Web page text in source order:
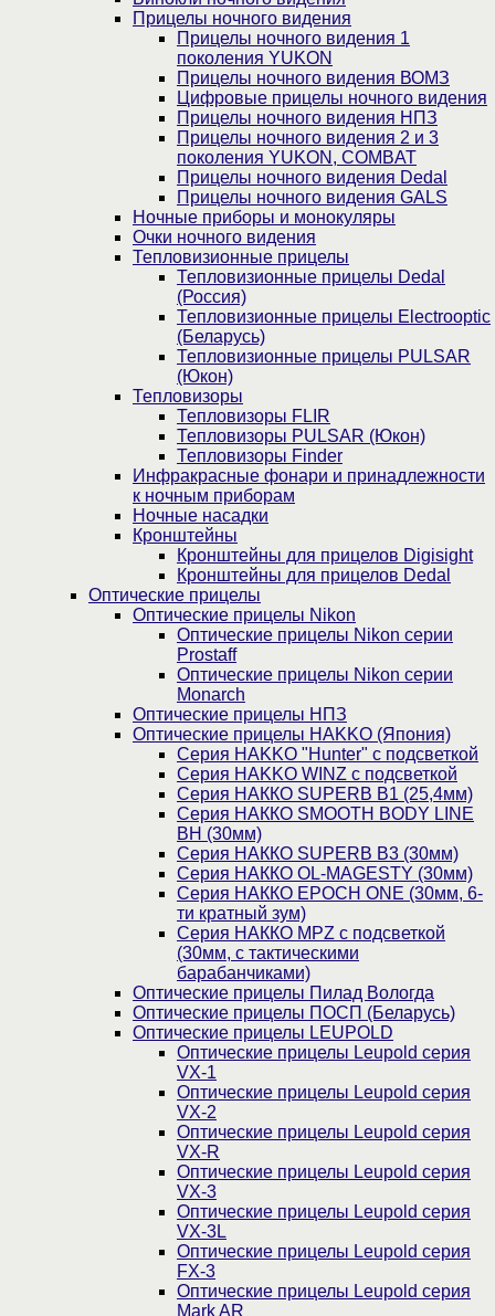
Прицелы ночного видения
Прицелы ночного видения 1
поколения YUKON
Прицелы ночного видения ВОМЗ
Цифровые прицелы ночного видения
Прицелы ночного видения НПЗ
Прицелы ночного видения 2 и 3
поколения YUKON, COMBAT
Прицелы ночного видения Dedal
Прицелы ночного видения GALS
Ночные приборы и монокуляры
Очки ночного видения
Тепловизионные прицелы
Тепловизионные прицелы Dedal
(Россия)
Тепловизионные прицелы Electrooptic
(Беларусь)
Тепловизионные прицелы PULSAR
(Юкон)
Тепловизоры
Тепловизоры FLIR
Тепловизоры PULSAR (Юкон)
Тепловизоры Finder
Инфракрасные фонари и принадлежности
к ночным приборам
Ночные насадки
Кронштейны
Кронштейны для прицелов Digisight
Кронштейны для прицелов Dedal
Оптические прицелы
Оптические прицелы Nikon
Оптические прицелы Nikon серии
Prostaff
Оптические прицелы Nikon серии
Monarch
Оптические прицелы НПЗ
Оптические прицелы HAKKO (Япония)
Cерия HAKKO "Hunter" с подсветкой
Серия НAKKO WINZ с подсветкой
Серия НАККО SUPERB B1 (25,4мм)
Серия НАККО SMOOTH BODY LINE
BH (30мм)
Серия НАККО SUPERB B3 (30мм)
Серия НАККО OL-MAGESTY (30мм)
Серия НАККО EPOCH ONE (30мм, 6-
ти кратный зум)
Серия НАККО MPZ с подсветкой
(30мм, c тактическими
барабанчиками)
Оптические прицелы Пилад Вологда
Оптические прицелы ПОСП (Беларусь)
Оптические прицелы LEUPOLD
Оптические прицелы Leupold серия
VX-1
Оптические прицелы Leupold серия
VX-2
Оптические прицелы Leupold серия
VX-R
Оптические прицелы Leupold серия
VX-3
Оптические прицелы Leupold серия
VX-3L
Оптические прицелы Leupold серия
FX-3
Оптические прицелы Leupold серия
Mark AR